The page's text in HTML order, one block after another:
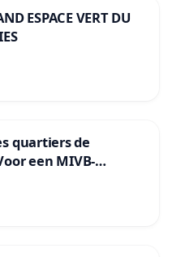
ESPACE VERT DU
quartiers de
een MIVB-
en Het